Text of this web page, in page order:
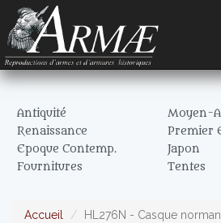
Antiquité
Moyen-
Renaissance
Premier
Epoque Contemp.
Japon
Fournitures
Tentes
Accueil HL276N - Casque